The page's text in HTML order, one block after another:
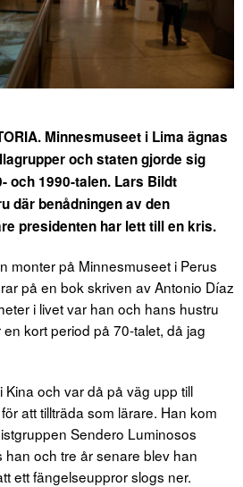
Minnesmuseet i Lima ägnas
och staten gjorde sig
och 1990-talen. Lars Bildt
där benådningen av den
presidenten har lett till en kris.
monter på Minnesmuseet i Perus
på en bok skriven av Antonio Díaz
i livet var han och hans hustru
kort period på 70-talet, då jag
och var då på väg upp till
att tillträda som lärare. Han kom
Sendero Luminosos
och tre år senare blev han
ett fängelseuppror slogs ner.